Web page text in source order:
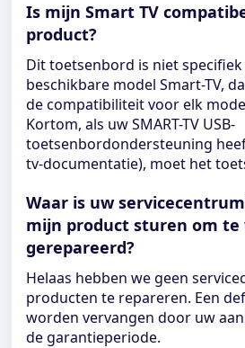
Is mijn Smart TV
product?
Dit toetsenbord is niet
beschikbare model Smart-TV,
de compatibiliteit voor elk
Kortom, als uw SMART-TV USB-
toetsenbordondersteuning
tv-documentatie), moet het
Waar is uw
mijn product sturen om te
gerepareerd?
Helaas hebben we geen
producten te repareren. Een
worden vervangen door uw
de garantieperiode.